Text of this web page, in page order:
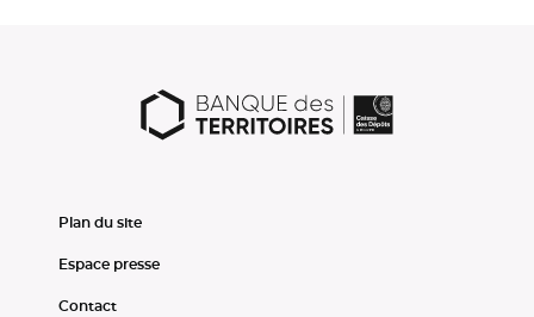
Plan du site
Espace presse
Contact